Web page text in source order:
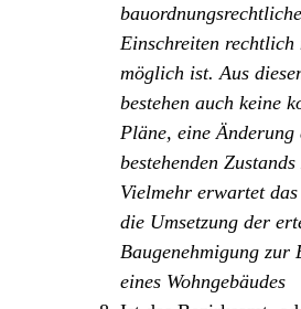
Einschreiten rechtlich
möglich ist. Aus
bestehen auch keine
Pläne, eine Änderung
bestehenden
Vielmehr erwartet
die Umsetzung der
Baugenehmigung zur
eines Wohngebäudes